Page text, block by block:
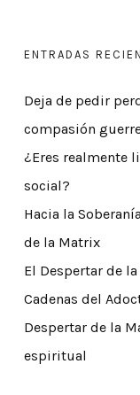
ENTRADAS
Deja de pedir
compasión
¿Eres realmente
social?
Hacia la
de la Matrix
El Despertar de
Cadenas del
Despertar de la
espiritual